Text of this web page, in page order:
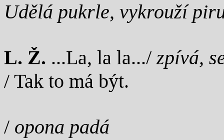
Udělá pukrle, vykrouží
L. Ž. ...La, la la.../zpívá,
/ Tak to má být.
/ opona padá